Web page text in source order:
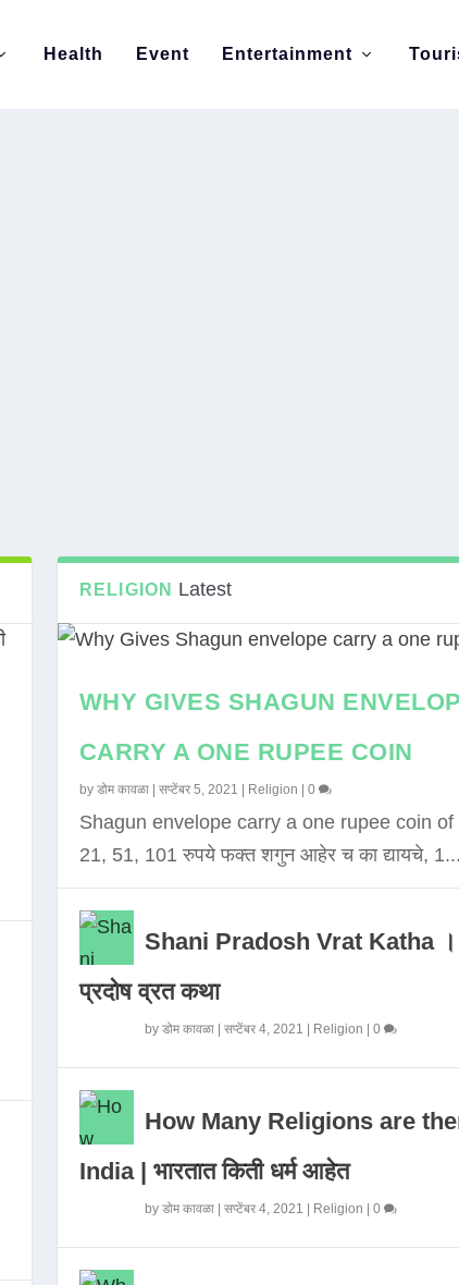
Health Event Entertainment
RELIGION Latest
WHY GIVES SHAGUN
CARRY A ONE RUPEE COIN
by डोम कावळा| सप्टेंबर 5, 2021 Religion 0
Shagun envelope carry a one rupee coin of
21, 51, 101 रुपये फक्त शगुन आहेर च का द्यायचे, 1...
Shani Pradosh Vrat Katha ।
प्रदोष व्रत कथा
by डोम कावळा| सप्टेंबर 4, 2021 Religion 0
How Many Religions are
India | भारतात किती धर्म आहेत
by डोम कावळा| सप्टेंबर 4, 2021 Religion 0